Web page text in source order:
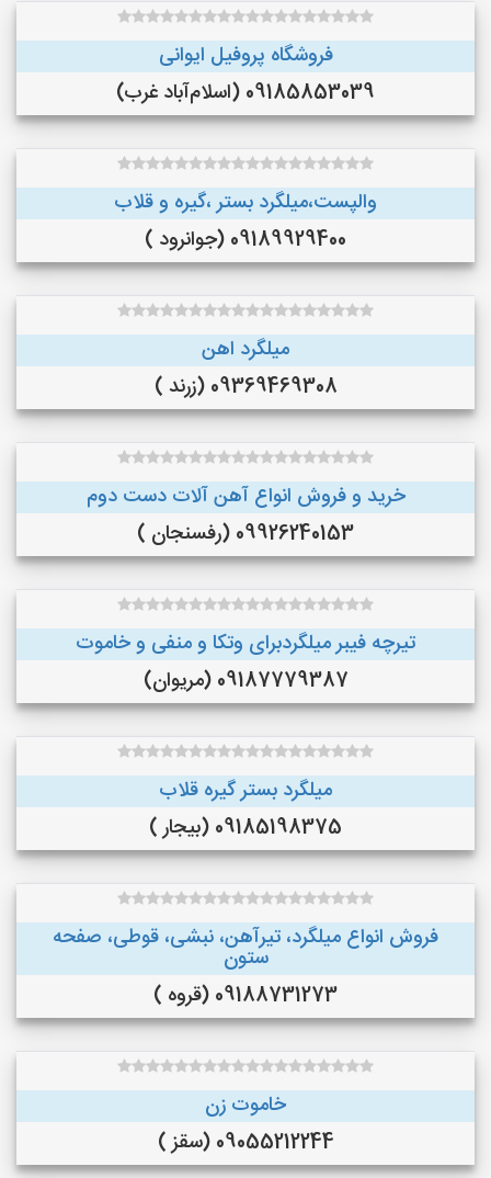
فروشگاه پروفیل ایوانی
09185853039 (اسلام‌آباد غرب)
والپست،میلگرد بستر ،گیره و قلاب
09189929400 (جوانرود )
میلگرد اهن
09369469308 (زرند )
خرید و فروش انواع آهن آلات دست دوم
09926240153 (رفسنجان )
تیرچه فیبر میلگردبرای وتکا و منفی و خاموت
09187779387 (مریوان)
میلگرد بستر گیره قلاب
09185198375 (بیجار )
فروش انواع میلگرد، تیرآهن، نبشی، قوطی، صفحه
ستون
09188731273 (قروه )
خاموت زن
09055212244 (سقز )